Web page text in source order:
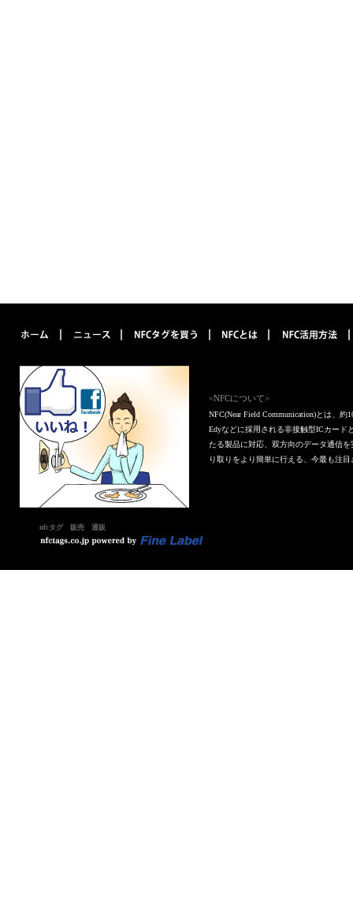
<NFCについて>
NFC(Near Field Communication)とは、
Edyなどに採用される非接触型ICカード
たる製品に対応、双方向のデータ通信
り取りをより簡単に行える、今最も注
nfcタグ 販売 通販